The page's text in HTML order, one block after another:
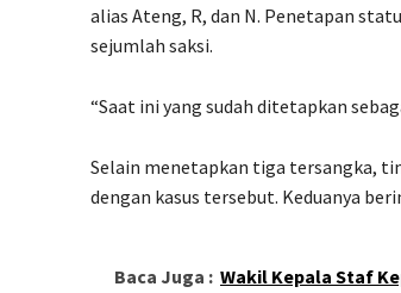
alias Ateng, R, dan N. Penetapan
sejumlah saksi.
“Saat ini yang sudah ditetapkan
Selain menetapkan tiga tersangka,
dengan kasus tersebut. Keduanya
Baca Juga : Wakil Kepala Staf